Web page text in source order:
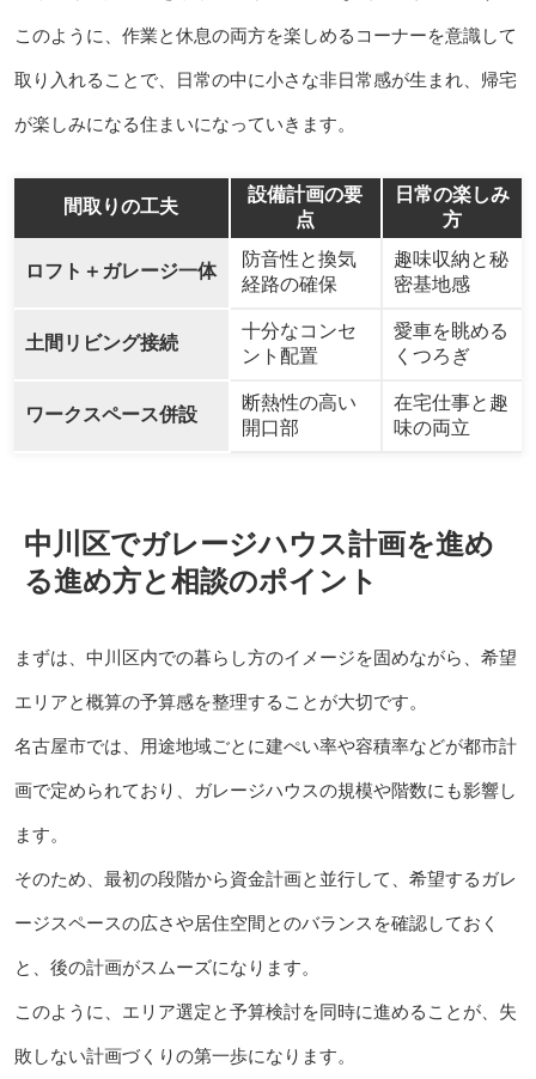
このように、作業と休息の両方を楽しめるコーナーを意識して
取り入れることで、日常の中に小さな非日常感が生まれ、帰宅
が楽しみになる住まいになっていきます。
間取りの工夫
設備計画の要
点
日常の楽しみ
方
ロフト＋ガレージ一体
防音性と換気
経路の確保
趣味収納と秘
密基地感
土間リビング接続
十分なコンセ
ント配置
愛車を眺める
くつろぎ
ワークスペース併設
断熱性の高い
開口部
在宅仕事と趣
味の両立
中川区でガレージハウス計画を進め
る進め方と相談のポイント
まずは、中川区内での暮らし方のイメージを固めながら、希望
エリアと概算の予算感を整理することが大切です。
名古屋市では、用途地域ごとに建ぺい率や容積率などが都市計
画で定められており、ガレージハウスの規模や階数にも影響し
ます。
そのため、最初の段階から資金計画と並行して、希望するガレ
ージスペースの広さや居住空間とのバランスを確認しておく
と、後の計画がスムーズになります。
このように、エリア選定と予算検討を同時に進めることが、失
敗しない計画づくりの第一歩になります。